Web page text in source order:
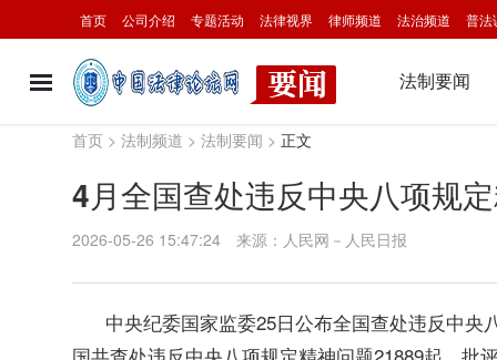
首页 公司介绍 专题活动 法律视界 律师频道 法治频道 普法
法制要闻
首页 > 法制频道 > 法制要闻 > 正文
4月全国查处违反中央八项规
2026-05-26 15:47:24 来源：人民网－人民日报
中央纪委国家监委25日公布全国查处违反中央